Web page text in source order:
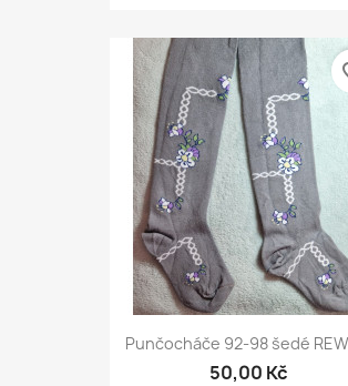
Punčocháče 92-98 šedé
50,00 Kč